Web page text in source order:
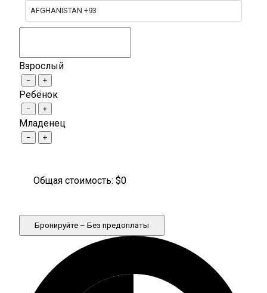
AFGHANISTAN +93
Взрослый
− +
Ребёнок
− +
Младенец
− +
Общая стоимость: $0
Бронируйте – Без предоплаты